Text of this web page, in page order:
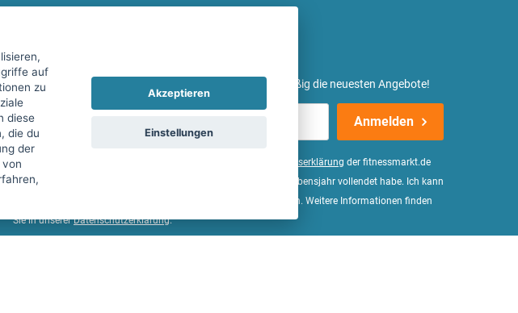
Newsletter
dich hier für unseren Newsletter ein und erhalte regelmäßig die neuesten Angebote!
Anmelden
Ich stimme der Verarbeitung meiner Daten, wie in der Einwilligungserklärung der fitnessmarkt.de
services GmbH beschrieben, zu und bestätige, dass ich das 16. Lebensjahr vollendet habe. Ich kann
diese Einwilligung jederzeit mit Wirkung für die Zukunft widerrufen. Weitere Informationen finden
Sie in unsererDatenschutzerklärung.
auf
zu
diese
die du
der
Akzeptieren
Einstellungen